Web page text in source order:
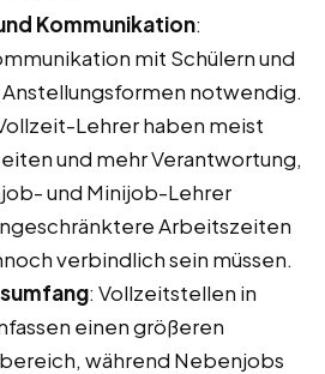
Kommunikation:
mit Schülern und
Anstellungsformen notwendig.
Lehrer haben meist
und mehr Verantwortung,
und Minijob-Lehrer
Arbeitszeiten
verbindlich sein müssen.
: Vollzeitstellen in
einen größeren
während Nebenjobs